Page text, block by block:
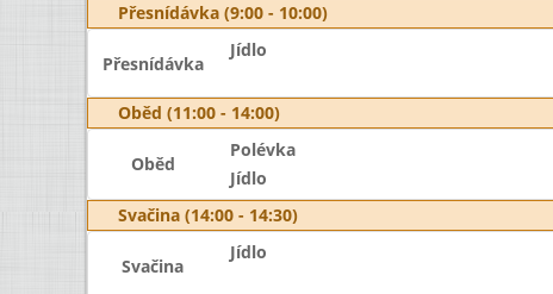
Přesnídávka (9:00 - 10:00)
Přesnídávka
Jídlo
Oběd (11:00 - 14:00)
Oběd
Polévka
Jídlo
Svačina (14:00 - 14:30)
Svačina
Jídlo